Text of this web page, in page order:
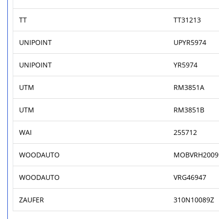
TT TT31213
UNIPOINT UPYR5974
UNIPOINT YR5974
UTM RM3851A
UTM RM3851B
WAI 255712
WOODAUTO
WOODAUTO VRG46947
ZAUFER 310N10089Z